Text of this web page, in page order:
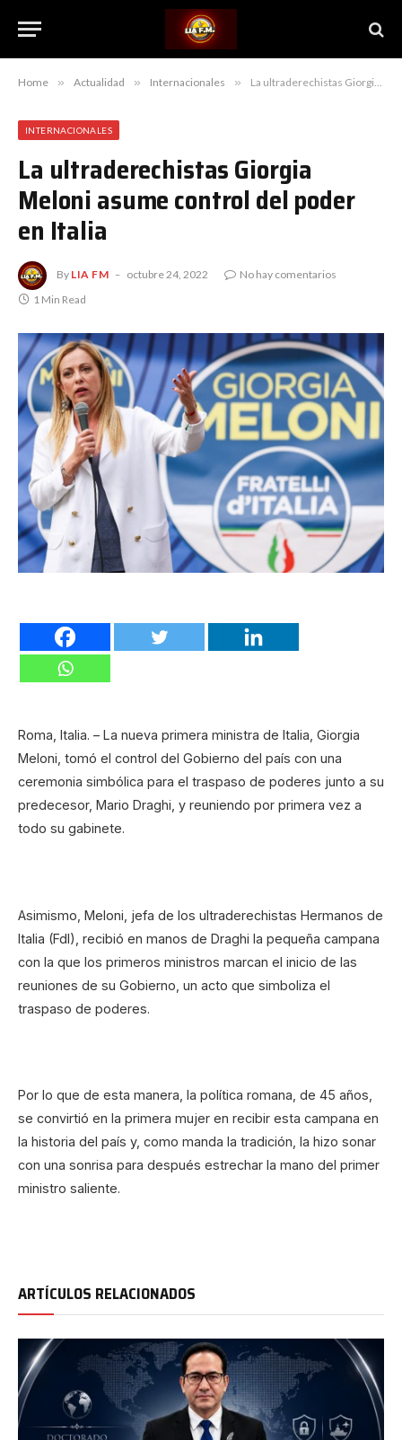
Home » Actualidad » Internacionales » La ultraderechistas Giorgia Meloni asume control del poder en Italia
INTERNACIONALES
La ultraderechistas Giorgia
Meloni asume control del poder
en Italia
By LIA FM octubre 24, 2022
No hay comentarios
1 Min Read
Roma, Italia. – La nueva primera ministra de Italia, Giorgia
Meloni, tomó el control del Gobierno del país con una
ceremonia simbólica para el traspaso de poderes junto a su
predecesor, Mario Draghi, y reuniendo por primera vez a
todo su gabinete.
Asimismo, Meloni, jefa de los ultraderechistas Hermanos de
Italia (FdI), recibió en manos de Draghi la pequeña campana
con la que los primeros ministros marcan el inicio de las
reuniones de su Gobierno, un acto que simboliza el
traspaso de poderes.
Por lo que de esta manera, la política romana, de 45 años,
se convirtió en la primera mujer en recibir esta campana en
la historia del país y, como manda la tradición, la hizo sonar
con una sonrisa para después estrechar la mano del primer
ministro saliente.
ARTÍCULOS RELACIONADOS